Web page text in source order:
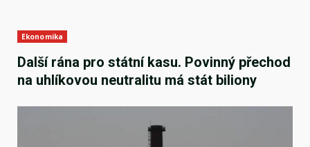
Ekonomika
Další rána pro státní kasu. Povinný přechod
na uhlíkovou neutralitu má stát biliony